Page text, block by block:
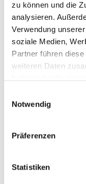
zu können und die
analysieren.
Verwendung
soziale Medien,
Partner führen
weiteren Daten
Notwendig
Präferenzen
Statistiken
930.36
Arbeitshilfe
Die MaRisk
Überwachung
fundiertes
Produkttyp:
Format:MS-Word,